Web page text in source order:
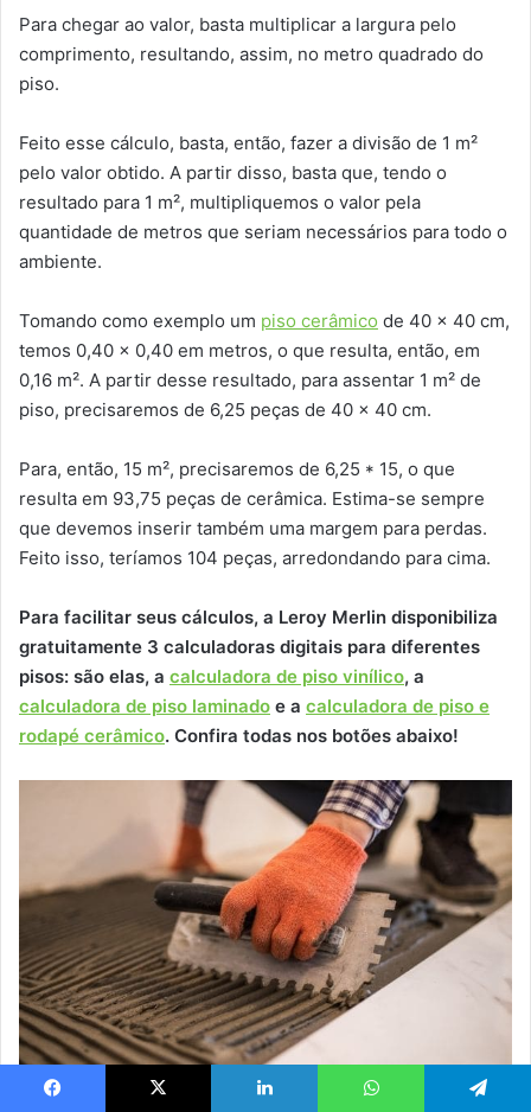
Para chegar ao valor, basta multiplicar a largura pelo
comprimento, resultando, assim, no metro quadrado do
piso.
Feito esse cálculo, basta, então, fazer a divisão de 1 m²
pelo valor obtido. A partir disso, basta que, tendo o
resultado para 1 m², multipliquemos o valor pela
quantidade de metros que seriam necessários para todo o
ambiente.
Tomando como exemplo um piso cerâmico de 40 x 40 cm,
temos 0,40 x 0,40 em metros, o que resulta, então, em
0,16 m². A partir desse resultado, para assentar 1 m² de
piso, precisaremos de 6,25 peças de 40 x 40 cm.
Para, então, 15 m², precisaremos de 6,25 * 15, o que
resulta em 93,75 peças de cerâmica. Estima-se sempre
que devemos inserir também uma margem para perdas.
Feito isso, teríamos 104 peças, arredondando para cima.
Para facilitar seus cálculos, a Leroy Merlin disponibiliza
gratuitamente 3 calculadoras digitais para diferentes
pisos: são elas, a calculadora de piso vinílico, a
calculadora de piso laminado e a calculadora de piso e
rodapé cerâmico. Confira todas nos botões abaixo!